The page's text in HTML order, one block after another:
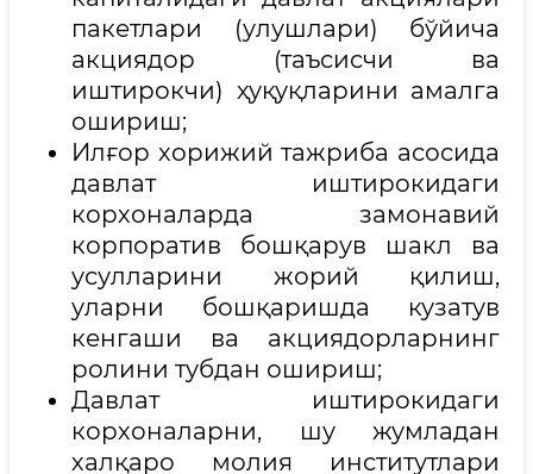
пакетлари (улушлари) бўйича
акциядор (таъсисчи ва
иштирокчи) ҳуқуқларини амалга
ошириш;
Илғор хорижий тажриба асосида
давлат иштирокидаги
корхоналарда замонавий
корпоратив бошқарув шакл ва
усулларини жорий қилиш,
уларни бошқаришда кузатув
кенгаши ва акциядорларнинг
ролини тубдан ошириш;
Давлат иштирокидаги
корхоналарни, шу жумладан
халқаро молия институтлари